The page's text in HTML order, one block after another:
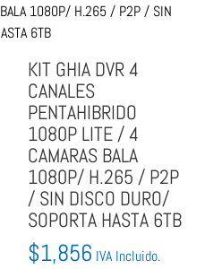
1080P/ H.265 / P2P / SIN
6TB
KIT GHIA DVR 4
CANALES
PENTAHIBRIDO
1080P LITE / 4
CAMARAS BALA
1080P/ H.265 / P2P
/ SIN DISCO DURO/
SOPORTA HASTA 6TB
$1,856 IVA Incluido.